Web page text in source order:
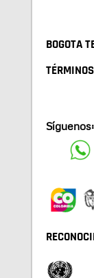
BOGOTA
Síguenos: